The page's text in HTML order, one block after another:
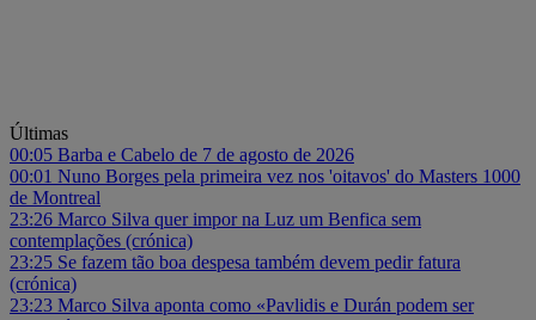
Últimas
00:05 Barba e Cabelo de 7 de agosto de 2026
00:01 Nuno Borges pela primeira vez nos 'oitavos' do Masters 1000
de Montreal
23:26 Marco Silva quer impor na Luz um Benfica sem
contemplações (crónica)
23:25 Se fazem tão boa despesa também devem pedir fatura
(crónica)
23:23 Marco Silva aponta como «Pavlidis e Durán podem ser